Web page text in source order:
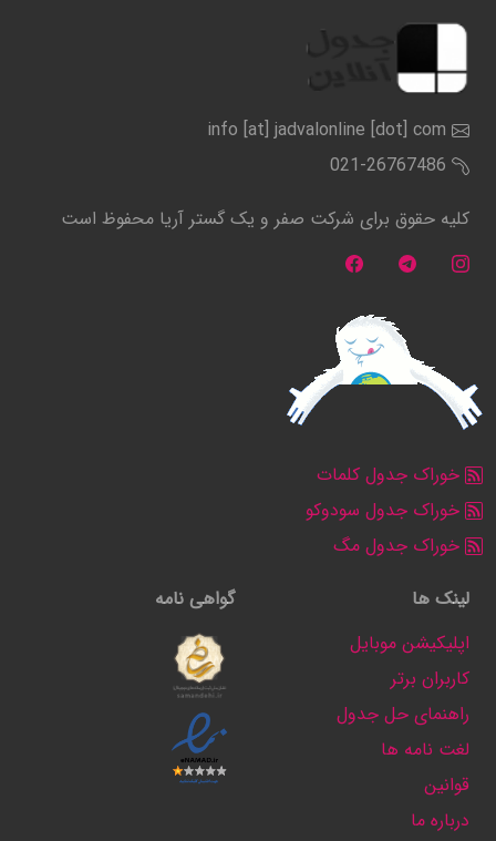
info [at] jadvalonline [dot] com
021-26767486
کلیه حقوق برای شرکت صفر و یک گستر آریا محفوظ است
خوراک جدول کلمات
خوراک جدول سودوکو
خوراک جدول مگ
لینک ها
اپلیکیشن موبایل
کاربران برتر
راهنمای حل جدول
لغت نامه ها
قوانین
درباره ما
گواهی نامه